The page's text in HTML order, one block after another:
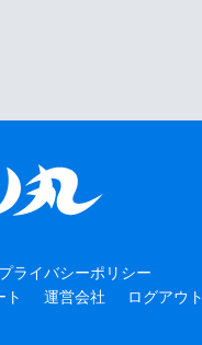
プライバシーポリシー
ト 運営会社 ログアウト